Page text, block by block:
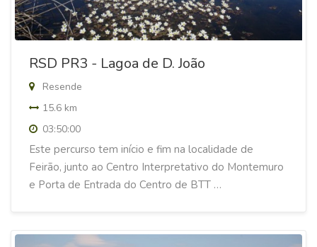
RSD PR3 - Lagoa de D. João
Resende
15.6 km
03:50:00
Este percurso tem início e fim na localidade de
Feirão, junto ao Centro Interpretativo do Montemuro
e Porta de Entrada do Centro de BTT …